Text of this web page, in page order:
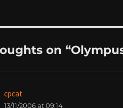
on
cpcat
13/11/2006 at 09:14